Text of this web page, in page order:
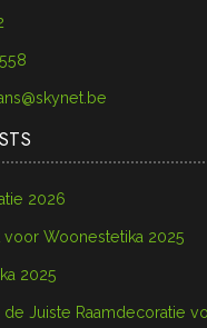
2026
voor Woonestetika 2025
2025
de Juiste Raamdecoratie